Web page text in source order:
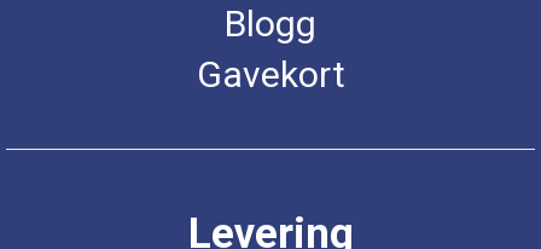
Blogg
Gavekort
Levering